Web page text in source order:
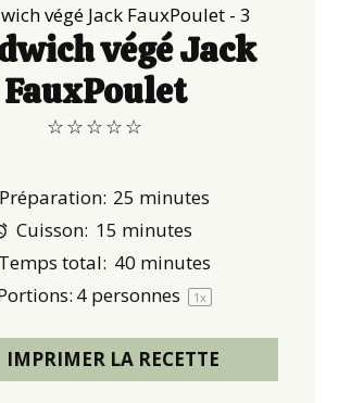
végé Jack
FauxPoulet
☆
☆
☆
☆
☆
Préparation: 25 minutes
Cuisson: 15 minutes
Temps total: 40 minutes
4personnes 1x
IMPRIMER LA RECETTE